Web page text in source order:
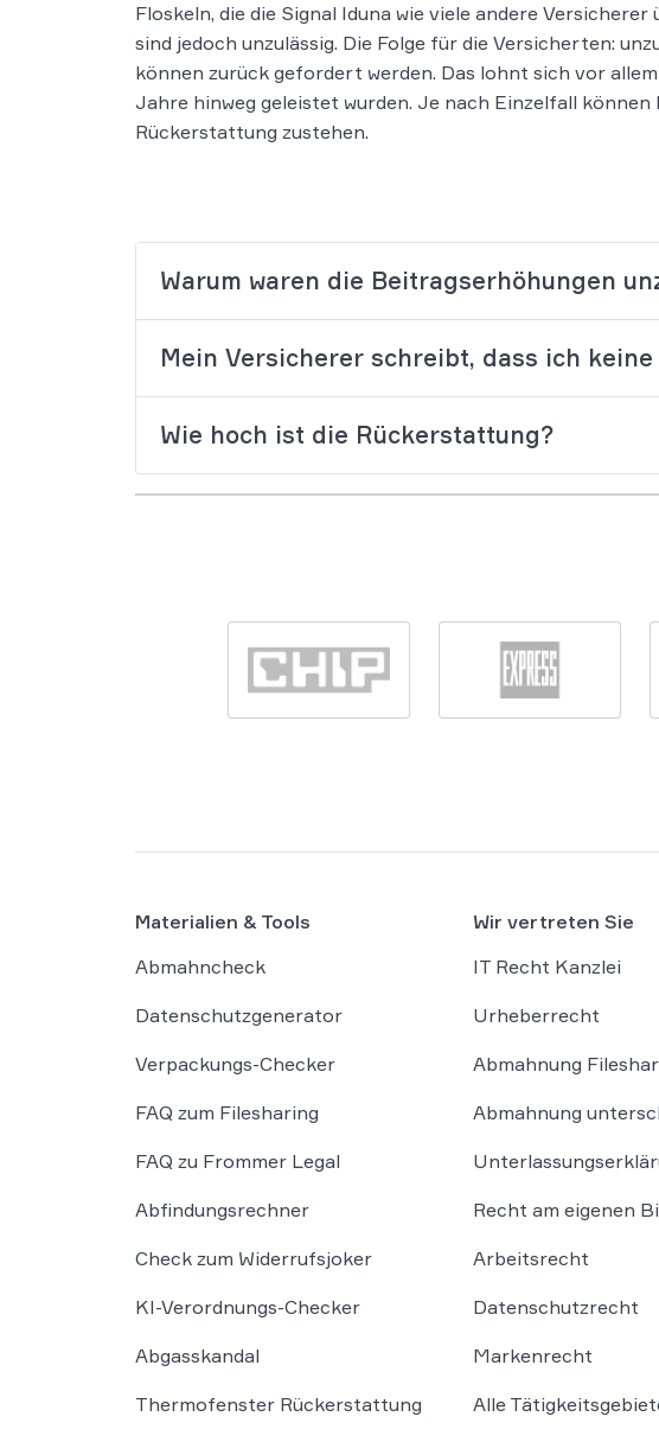
Floskeln, die die Signal Iduna wie viele andere
sind jedoch unzulässig. Die Folge für die Versicherten:
können zurück gefordert werden. Das lohnt sich vor
Jahre hinweg geleistet wurden. Je nach Einzelfall
Rückerstattung zustehen.
Warum waren die Beitragserhöhungen
Mein Versicherer schreibt, dass ich
Wie hoch ist die Rückerstattung?
Materialien & Tools
Abmahncheck
Datenschutzgenerator
Verpackungs-Checker
FAQ zum Filesharing
FAQ zu Frommer Legal
Abfindungsrechner
Check zum Widerrufsjoker
KI-Verordnungs-Checker
Abgasskandal
Thermofenster Rückerstattung
Wir vertreten Sie
IT Recht Kanzlei
Urheberrecht
Abmahnung
Abmahnung
Recht am eigenen
Arbeitsrecht
Datenschutzrecht
Markenrecht
Alle